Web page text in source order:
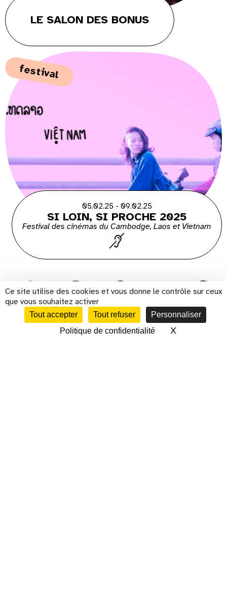
Ce site utilise des cookies et vous donne le contrôle sur ceux
que vous souhaitez activer
Tout accepter Tout refuser
Personnaliser
Politique de confidentialité
XMasquer le
CALENDRIER
LE SALON DES BONUS
festival
05.02.25 - 09.02.25
SI LOIN, SI PROCHE 2025
Festival des cinémas du Cambodge, Laos et Vietnam
s'inscrire à la newsletter